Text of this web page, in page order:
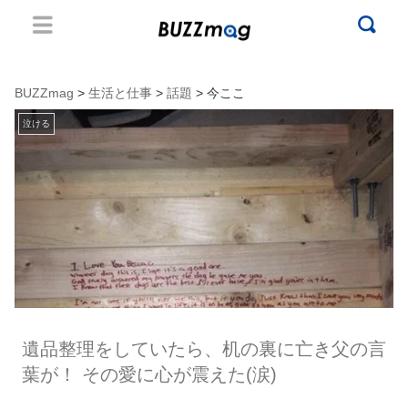
BUZZmag > 生活と仕事 > 話題 > 今ここ
泣ける
遺品整理をしていたら、机の裏に亡き父の言
葉が！ その愛に心が震えた(涙)